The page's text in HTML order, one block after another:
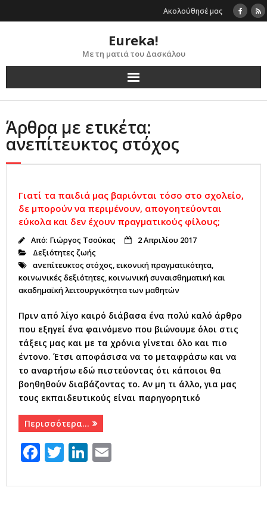
to
Ακολούθησέ μας
Eureka!
Με τη ματιά του Δασκάλου
Άρθρα με ετικέτα:
ανεπίτευκτος στόχος
Γιατί τα παιδιά μας βαριόνται τόσο στο σχολείο,
δε μπορούν να περιμένουν, απογοητεύονται
εύκολα και δεν έχουν πραγματικούς φίλους;
Από: Γιώργος Τσούκας
2 Απριλίου 2017
Δεξιότητες ζωής
ανεπίτευκτος στόχος,εικονική πραγματικότητα,
κοινωνικές δεξιότητες,κοινωνική συναισθηματική και
ακαδημαϊκή λειτουργικότητα των μαθητών
Πριν από λίγο καιρό διάβασα ένα πολύ καλό άρθρο
που εξηγεί ένα φαινόμενο που βιώνουμε όλοι στις
τάξεις μας και με τα χρόνια γίνεται όλο και πιο
έντονο. Έτσι αποφάσισα να το μεταφράσω και να
το αναρτήσω εδώ πιστεύοντας ότι κάποιοι θα
βοηθηθούν διαβάζοντας το. Αν μη τι άλλο, για μας
τους εκπαιδευτικούς είναι παρηγορητικό
Περισσότερα…
F
c
T
it
Li
k ai